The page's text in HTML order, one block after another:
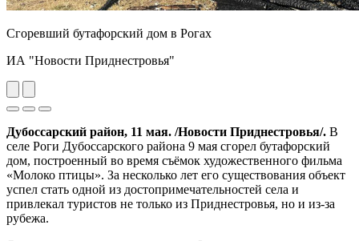
Сгоревший бутафорский дом в Рогах
ИА "Новости Приднестровья"
Previous
Next
Дубоссарский район, 11 мая. /Новости Приднестровья/. В
селе Роги Дубоссарского района 9 мая сгорел бутафорский
дом, построенный во время съёмок художественного фильма
«Молоко птицы». За несколько лет его существования объект
успел стать одной из достопримечательностей села и
привлекал туристов не только из Приднестровья, но и из-за
рубежа.